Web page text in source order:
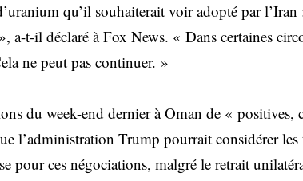
qu’il souhaiterait voir adopté par
a-t-il déclaré à Fox News. « Dans certaines
ne peut pas continuer. »
du week-end dernier à Oman de « positives,
l’administration Trump pourrait considérer les
pour ces négociations, malgré le retrait